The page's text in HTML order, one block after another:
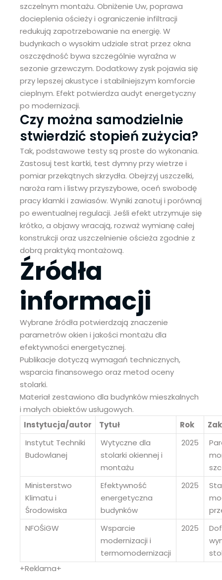
szczelnym montażu. Obniżenie Uw, poprawa
docieplenia ościeży i ograniczenie infiltracji
redukują zapotrzebowanie na energię. W
budynkach o wysokim udziale strat przez okna
oszczędność bywa szczególnie wyraźna w
sezonie grzewczym. Dodatkowy zysk pojawia się
przy lepszej akustyce i stabilniejszym komforcie
cieplnym. Efekt potwierdza audyt energetyczny
po modernizacji.
Czy można samodzielnie
stwierdzić stopień zużycia?
Tak, podstawowe testy są proste do wykonania.
Zastosuj test kartki, test dymny przy wietrze i
pomiar przekątnych skrzydła. Obejrzyj uszczelki,
naroża ram i listwy przyszybowe, oceń swobodę
pracy klamki i zawiasów. Wyniki zanotuj i porównaj
po ewentualnej regulacji. Jeśli efekt utrzymuje się
krótko, a objawy wracają, rozważ wymianę całej
konstrukcji oraz uszczelnienie ościeża zgodnie z
dobrą praktyką montażową.
Źródła
informacji
Wybrane źródła potwierdzają znaczenie
parametrów okien i jakości montażu dla
efektywności energetycznej.
Publikacje dotyczą wymagań technicznych,
wsparcia finansowego oraz metod oceny
stolarki.
Materiał zestawiono dla budynków mieszkalnych
i małych obiektów usługowych.
Instytucja/autor
Tytuł Rok
Instytut Techniki
Budowlanej
Wytyczne dla
stolarki okiennej i
montażu
2025
Ministerstwo
Klimatu i
Środowiska
Efektywność
energetyczna
budynków
2025
NFOŚiGW
Wsparcie
modernizacji i
termomodernizacji
2025
+Reklama+